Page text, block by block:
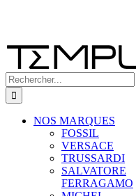
Rechercher:
NOS MARQUES
FOSSIL
VERSACE
TRUSSARDI
SALVATORE
FERRAGAMO